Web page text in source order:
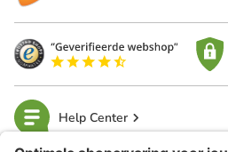
Help Center